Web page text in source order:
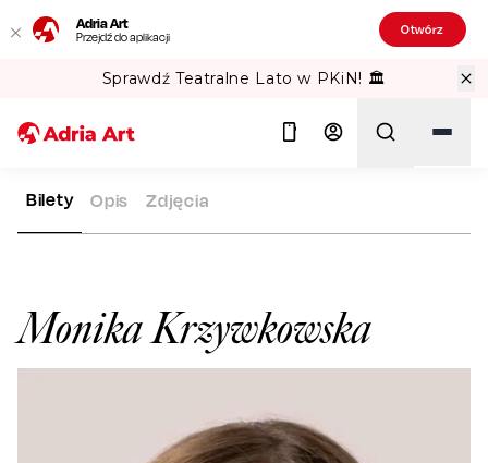
Adria Art
Przejdź do aplikacji Otwórz
Sprawdź Teatralne Lato w PKiN! 🏛️
ADRIA ART ARTYŚCI MONIKA KRZYWKOWSKA
Monika Krzywkowska
Bilety Opis Zdjęcia